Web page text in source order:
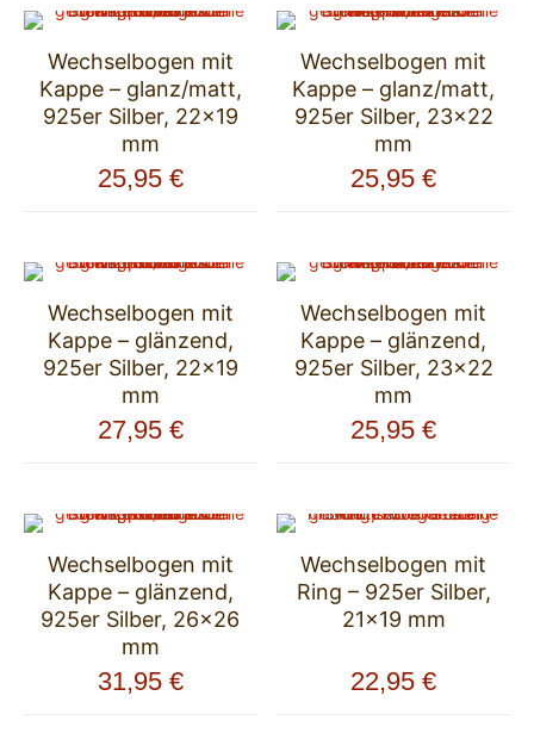
Wechselbogen mit
Kappe – glanz/matt,
925er Silber, 22×19
mm
25,95 €
Wechselbogen mit
Kappe – glanz/matt,
925er Silber, 23×22
mm
25,95€
Wechselbogen mit
Kappe – glänzend,
925er Silber, 22×19
mm
27,95 €
Wechselbogen mit
Kappe – glänzend,
925er Silber, 23×22
mm
25,95€
Wechselbogen mit
Kappe – glänzend,
925er Silber, 26×26
mm
31,95 €
Wechselbogen mit
Ring – 925er Silber,
21×19 mm
22,95€